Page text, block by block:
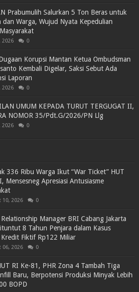
Prabumulih Salurkan 5 Ton Beras untuk
dan Warga, Wujud Nyata Kepedulian
2026 0
Korupsi Mantan Ketua Ombudsman
Kembali Digelar, Saksi Sebut Ada
Laporan
2026 0
UMUM KEPADA TURUT TERGUGAT II,
NOMOR 35/Pdt.G/2026/PN Llg
2026 0
336 Ribu Warga Ikut “War Ticket” HUT
Mensesneg Apresiasi Antusiasme
10, 2026 0
Manager BRI Cabang Jakarta
8 Tahun Penjara dalam Kasus
Fiktif Rp122 Miliar
06, 2026 0
RI Ke-81, PHR Zona 4 Tambah Tiga
Baru, Berpotensi Produksi Minyak Lebih
BOPD